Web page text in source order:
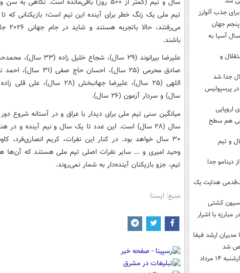
جذب آلوارز
جهان
آسیا به
و
جدا شد
پرسپولیس
اروپایی
هم سطح
و تیم
یورو از دینامو جدا
هدایت یک
کشتی
با اشرار
ارشد فیفا
شد
روزنامه‌های ورزشی امروز چهارشنبه ۱۴ مرداد
تیم ملی یک زنگ خطر برای آینده این تیم است؛ بازیکنانی که
باشند.
سال) و سردار آزمون (۲۶ سال).
سال (۲۸ سال) است. این عدد تا یک سال و نیم آینده و
۳۰ سال خواهد بود. در کنار این نفرات، کریم انصاری‌فرد،
وحید امیری و ... سایر نفرات اصلی تیم ملی هستند که آن‌ها
تیم، جزو بازیکنان آینده‌دار به شمار نمی‌روند.
منبع: ایسنا